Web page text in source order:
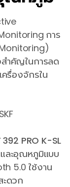
การ
ำคัญในการลด
รื่องจักรใน
392 PRO K-SL
ละอุณหภูมิแบบ
5.0 ใช้งาน
ะดวก